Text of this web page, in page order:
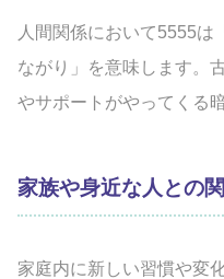
人間関係において5555は
ながり」を意味します。
やサポートがやってくる
家族や身近な人との
家庭内に新しい習慣や変